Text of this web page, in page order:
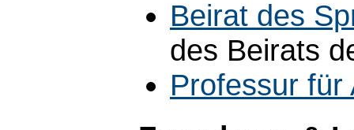
Beirat des
des Beirats
Professur für